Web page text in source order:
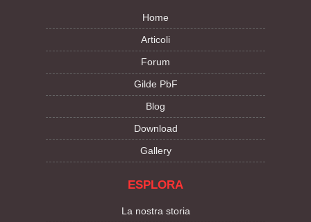
Home
Articoli
Forum
Gilde PbF
Blog
Download
Gallery
ESPLORA
La nostra storia